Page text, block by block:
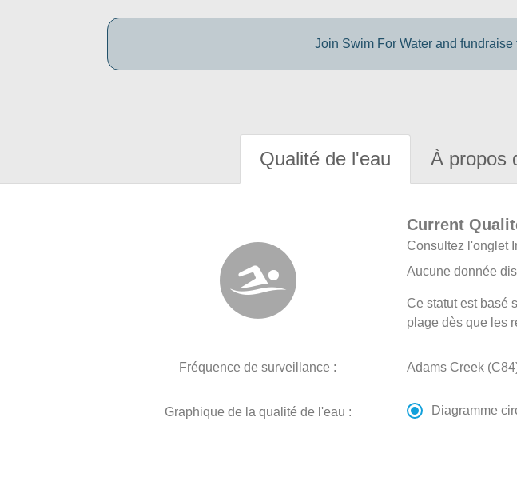
Join Swim For Water and
Qualité de l'eau À propos
Current
Consultez l'onglet
Aucune donnée
Ce statut est basé
plage dès que les
Fréquence de surveillance : Adams Creek
Graphique de la qualité de l'eau : Diagramme